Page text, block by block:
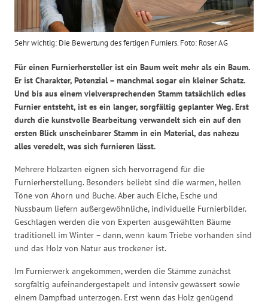
Sehr wichtig: Die Bewertung des fertigen Furniers. Foto: Roser AG
Für einen Furnierhersteller ist ein Baum weit mehr als ein Baum.
Er ist Charakter, Potenzial – manchmal sogar ein kleiner Schatz.
Und bis aus einem vielversprechenden Stamm tatsächlich edles
Furnier entsteht, ist es ein langer, sorgfältig geplanter Weg. Erst
durch die kunstvolle Bearbeitung verwandelt sich ein auf den
ersten Blick unscheinbarer Stamm in ein Material, das nahezu
alles veredelt, was sich furnieren lässt.
Mehrere Holzarten eignen sich hervorragend für die
Furnierherstellung. Besonders beliebt sind die warmen, hellen
Töne von Ahorn und Buche. Aber auch Eiche, Esche und
Nussbaum liefern außergewöhnliche, individuelle Furnierbilder.
Geschlagen werden die von Experten ausgewählten Bäume
traditionell im Winter – dann, wenn kaum Triebe vorhanden sind
und das Holz von Natur aus trockener ist.
Im Furnierwerk angekommen, werden die Stämme zunächst
sorgfältig aufeinandergestapelt und intensiv gewässert sowie
einem Dampfbad unterzogen. Erst wenn das Holz genügend